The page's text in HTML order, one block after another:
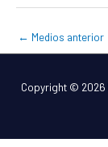
← Medios anterior
Copyright © 2026